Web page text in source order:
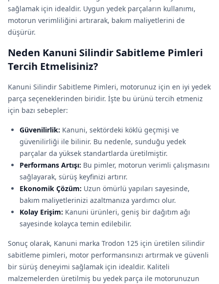
sağlamak için idealdir. Uygun yedek parçaların kullanımı,
motorun verimliliğini artırarak, bakım maliyetlerini de
düşürür.
Neden Kanuni Silindir Sabitleme Pimleri
Tercih Etmelisiniz?
Kanuni Silindir Sabitleme Pimleri, motorunuz için en iyi yedek
parça seçeneklerinden biridir. İşte bu ürünü tercih etmeniz
için bazı sebepler:
Güvenilirlik: Kanuni, sektördeki köklü geçmişi ve
güvenilirliği ile bilinir. Bu nedenle, sunduğu yedek
parçalar da yüksek standartlarda üretilmiştir.
Performans Artışı: Bu pimler, motorun verimli çalışmasını
sağlayarak, sürüş keyfinizi artırır.
Ekonomik Çözüm: Uzun ömürlü yapıları sayesinde,
bakım maliyetlerinizi azaltmanıza yardımcı olur.
Kolay Erişim: Kanuni ürünleri, geniş bir dağıtım ağı
sayesinde kolayca temin edilebilir.
Sonuç olarak, Kanuni marka Trodon 125 için üretilen silindir
sabitleme pimleri, motor performansınızı artırmak ve güvenli
bir sürüş deneyimi sağlamak için idealdir. Kaliteli
malzemelerden üretilmiş bu yedek parça ile motorunuzun